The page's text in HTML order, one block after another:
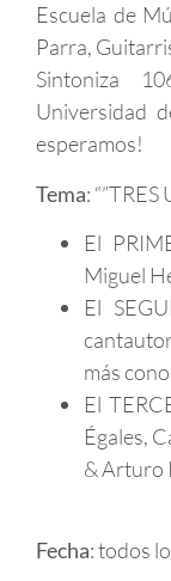
Escuela de
Parra,
Sintoniza
Universidad
esperamos!
Tema:
El
Miguel
El
más
El
Égales,
& Arturo
Fecha: todos